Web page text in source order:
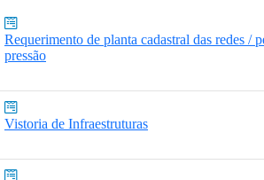
Requerimento de planta cadastral das redes /
pressão
Vistoria de Infraestruturas